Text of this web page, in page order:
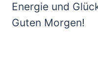
Energie und
Guten Morgen!